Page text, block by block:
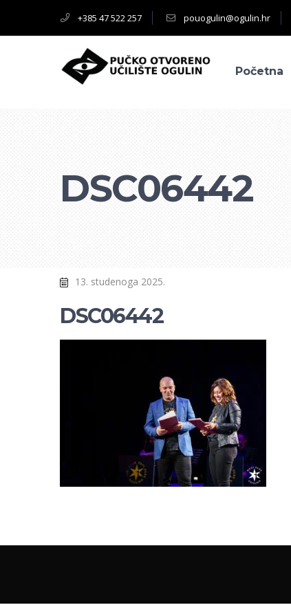
+385 47 522 257 pouogulin@ogulin.hr
Početna
DSC06442
13. studenoga 2025.
DSC06442